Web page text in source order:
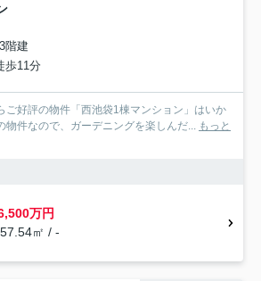
階建
歩11分
ご好評の物件「西池袋1棟マンション」はいか
物件なので、ガーデニングを楽しんだ...
もっと
万円
㎡ / -